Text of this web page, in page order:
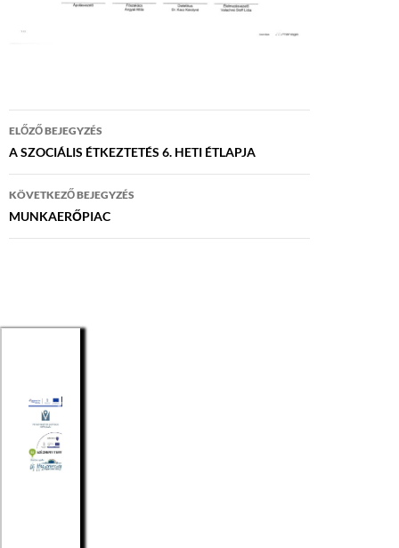
Bejegyzés
navigáció
ELŐZŐ BEJEGYZÉS
A SZOCIÁLIS ÉTKEZTETÉS 6. HETI ÉTLAPJA
KÖVETKEZŐ BEJEGYZÉS
MUNKAERŐPIAC